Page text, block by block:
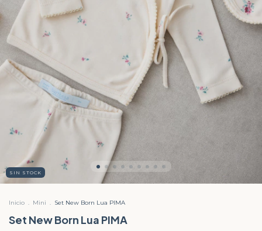
SIN STOCK
Inicio . Mini . Set New Born Lua PIMA
Set New Born Lua PIMA